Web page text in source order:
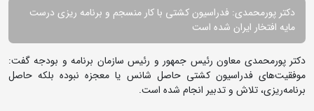
دکتر پورمحمدی: فدراسیون کشتی با کار منسجم و برنامه ریزی درست
مایه افتخار ایران شده است
دکتر پورمحمدی معاون رئیس جمهور و رئیس سازمان برنامه و بودجه گفت:
موفقیت‌های فدراسیون کشتی حاصل شانس یا معجزه نبوده بلکه حاصل
برنامه‌ریزی، تلاش و تدبیر انجام شده است.